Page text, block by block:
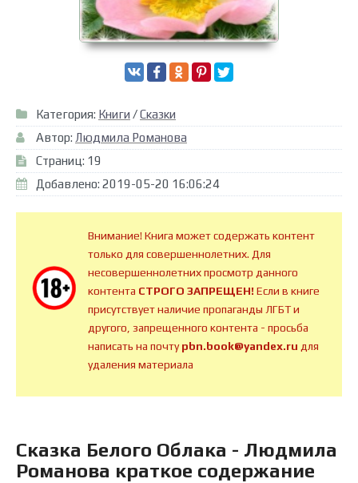
Категория: Книги /Сказки
Автор: Людмила Романова
Страниц: 19
Добавлено: 2019-05-20 16:06:24
Внимание! Книга может содержать контент
только для совершеннолетних. Для
несовершеннолетних просмотр данного
контента СТРОГО ЗАПРЕЩЕН!Если в книге
присутствует наличие пропаганды ЛГБТ и
другого, запрещенного контента - просьба
написать на почтуpbn.book@yandex.ru для
удаления материала
Сказка Белого Облака - Людмила
Романова краткое содержание